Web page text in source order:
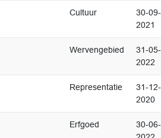
Cultuur
30-09-
2021
Wervengebied
31-05-
2022
Representatie
31-12-
2020
Erfgoed
30-06-